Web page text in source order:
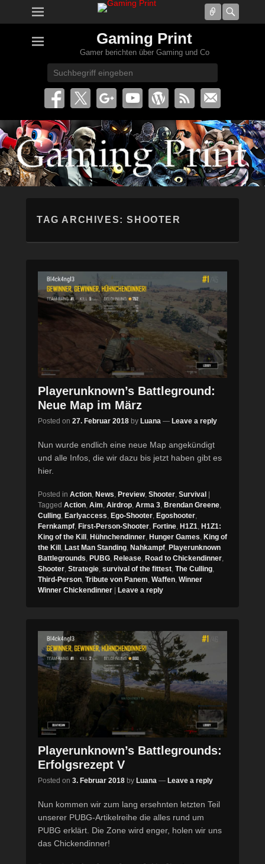
Connect
Gaming Print
Gamer berichten über Gaming und Co
TAG ARCHIVES:SHOOTER
Playerunknown’s Battleground:
Neue Map im März
Posted on 27. Februar 2018 by Luana — Leave a reply
Nun wurde endlich eine neue Map angekündigt
und alle Infos, die wir dazu bis jetzt haben gibt es
hier.
Posted in Action, News, Preview, Shooter, Survival
Tagged Action, Aim, Airdrop, Arma 3, Brendan Greene,
Culling, Earlyaccess, Ego-Shooter, Egoshooter,
Fernkampf, First-Person-Shooter, Fortine, H1Z1, H1Z1:
King of the Kill , Hühnchendinner, Hunger Games, King of
the Kill , Last Man Standing, Nahkampf, Playerunknown
Battlegrounds, PUBG, Release, Road to Chickendinner,
Shooter, Strategie, survival of the fittest, The Culling,
Third-Person, Tribute von Panem, Waffen, Winner
Winner Chickendinner
Leave a reply
Playerunknown’s Battlegrounds:
Erfolgsrezept V
Posted on 3. Februar 2018 by Luana — Leave a reply
Nun kommen wir zum lang ersehnten letzten Teil
unserer PUBG-Artikelreihe die alles rund um
PUBG erklärt. Die Zone wird enger, holen wir uns
das Chickendinner!